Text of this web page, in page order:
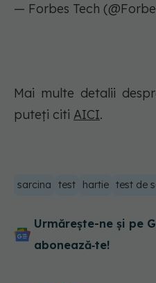
— Forbes Tech
Mai multe detalii
puteți citi AICI.
sarcina test hartie test de
Urmărește-ne și pe
abonează‑te!